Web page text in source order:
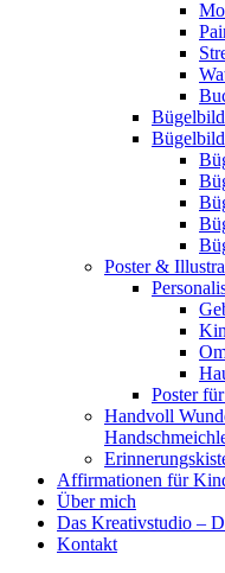
Poster &
Poster
Handvoll
Affirmationen für
Über mich
Das Kreativstudio –
Kontakt